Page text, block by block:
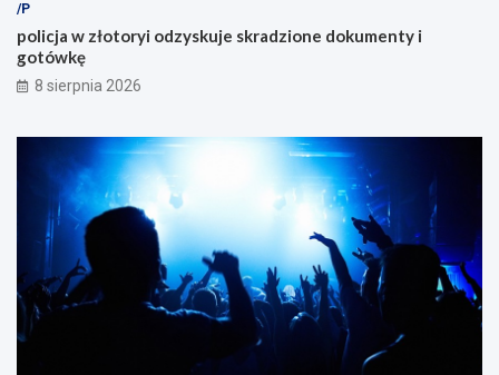
/P
policja w złotoryi odzyskuje skradzione dokumenty i
gotówkę
8 sierpnia 2026